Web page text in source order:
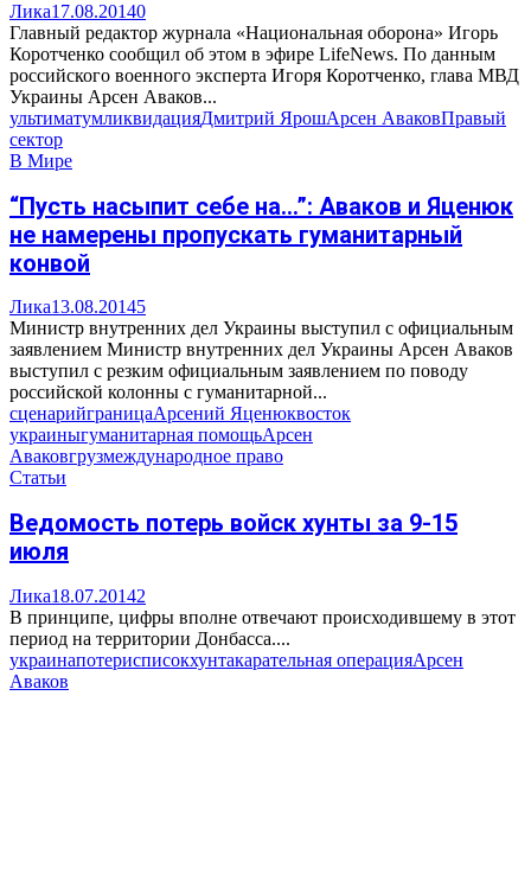
Лика17.08.20140
Главный редактор журнала «Национальная оборона» Игорь
Коротченко сообщил об этом в эфире LifeNews. По данным
российского военного эксперта Игоря Коротченко, глава МВД
Украины Арсен Аваков...
ультиматумликвидацияДмитрий ЯрошАрсен АваковПравый
сектор
В Мире
“Пусть насыпит себе на…”: Аваков и Яценюк
не намерены пропускать гуманитарный
конвой
Лика13.08.20145
Министр внутренних дел Украины выступил с официальным
заявлением Министр внутренних дел Украины Арсен Аваков
выступил с резким официальным заявлением по поводу
российской колонны с гуманитарной...
сценарийграницаАрсений Яценюквосток
украиныгуманитарная помощьАрсен
Аваковгрузмеждународное право
Статьи
Ведомость потерь войск хунты за 9-15
июля
Лика18.07.20142
В принципе, цифры вполне отвечают происходившему в этот
период на территории Донбасса....
украинапотерисписокхунтакарательная операцияАрсен
Аваков